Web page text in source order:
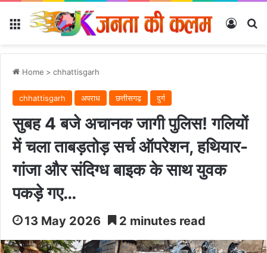
Menu Log In
Home > chhattisgarh
chhattisgarh अपराध छत्तीसगढ़ दुर्ग
सुबह 4 बजे अचानक जागी पुलिस! गलियों
में चला ताबड़तोड़ सर्च ऑपरेशन, हथियार-
गांजा और संदिग्ध बाइक के साथ युवक
पकड़े गए…
13 May 2026 2 minutes read